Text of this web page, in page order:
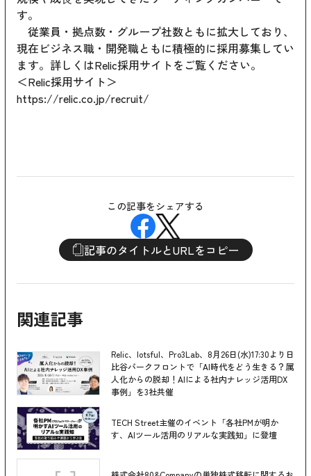
す。
従業員・拠点数・グループ社数ともに拡大しており、
現在ビジネス職・開発職ともに積極的に採用募集してい
ます。詳しくはRelic採用サイトをご覧ください。
＜Relic採用サイト＞
https://relic.co.jp/recruit/
この記事をシェアする
記事のタイトルとURLをコピー
関連記事
Relic、lotsful、Pro3Lab、8月26日(水)17:30より日
比谷パークフロントで「AI時代をどう生きる？属
人化からの脱却！AIによる社内ナレッジ活用DX
事例」を3社共催
TECH Street主催のイベント「各社PMが明か
す、AIツール活用のリアルな実践知」に登壇